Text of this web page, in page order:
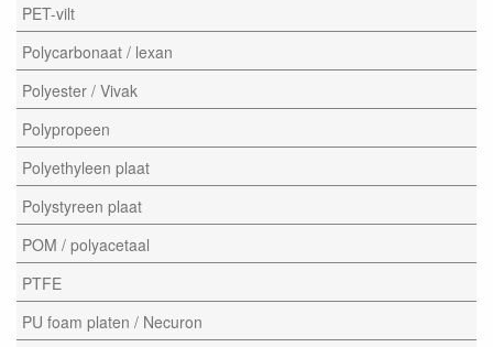
PET-vilt
Polycarbonaat / lexan
Polyester / Vivak
Polypropeen
Polyethyleen plaat
Polystyreen plaat
POM / polyacetaal
PTFE
PU foam platen / Necuron